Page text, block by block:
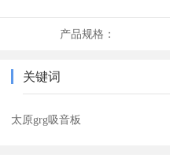
产品规格：
关键词
太原grg吸音板